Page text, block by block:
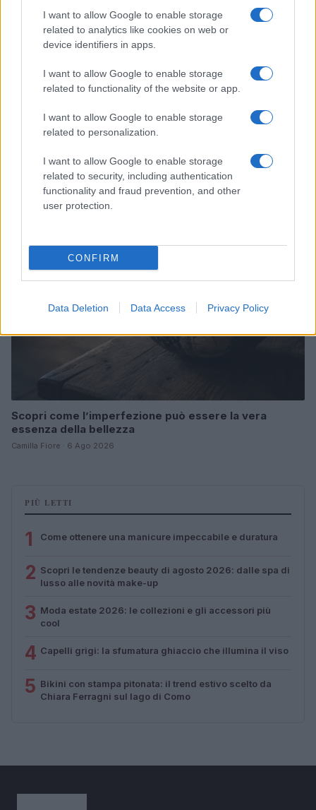
I want to allow Google to enable storage
related to analytics like cookies on web or
device identifiers in apps.
I want to allow Google to enable storage
related to functionality of the website or app.
I want to allow Google to enable storage
related to personalization.
I want to allow Google to enable storage
related to security, including authentication
functionality and fraud prevention, and other
user protection.
CONFIRM
Data Deletion Data Access Privacy Policy
Come preservare il colore dei capelli in estate:
consigli di Niky Epi di Aldo Coppola
Cristian Castiglioni · 6 Ago 2026
Scopri come l’imperfezione può essere la vera
essenza della bellezza
Camilla Fiore · 6 Ago 2026
PIÙ LETTI
1 Come ottenere una manicure impeccabile e duratura
2 Scopri le tendenze beauty di agosto 2026: dalle spa di
lusso alle novità make-up
3 Moda estate 2026: le collezioni e gli accessori più
cool
4 Capelli grigi: la sfumatura ghiaccio che illumina il viso
5 Bikini con stampa pitonata: il trend estivo scelto da
Chiara Ferragni sul lago di Como